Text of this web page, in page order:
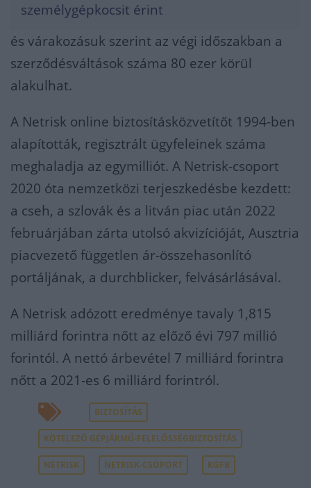
személygépkocsit érint
és várakozásuk szerint az végi időszakban a
szerződésváltások száma 80 ezer körül
alakulhat.
A Netrisk online biztosításközvetítőt 1994-ben
alapították, regisztrált ügyfeleinek száma
meghaladja az egymilliót. A Netrisk-csoport
2020 óta nemzetközi terjeszkedésbe kezdett:
a cseh, a szlovák és a litván piac után 2022
februárjában zárta utolsó akvizícióját, Ausztria
piacvezető független ár-összehasonlító
portáljának, a durchblicker, felvásárlásával.
A Netrisk adózott eredménye tavaly 1,815
milliárd forintra nőtt az előző évi 797 millió
forintól. A nettó árbevétel 7 milliárd forintra
nőtt a 2021-es 6 milliárd forintról.
BIZTOSÍTÁS
KÖTELEZŐ GÉPJÁRMŰ-FELELŐSSÉGBIZTOSÍTÁS
NETRISK NETRISK-CSOPORT KGFB